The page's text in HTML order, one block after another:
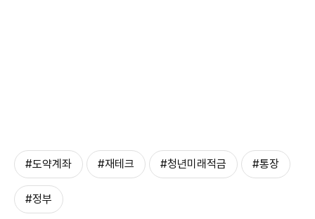
#도약계좌 #재테크 #청년미래적금 #통장
#정부